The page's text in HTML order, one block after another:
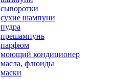
сыворотки
сухие шампуни
пудра
прешампунь
парфюм
моющий кондиционер
масла, флюиды
маски